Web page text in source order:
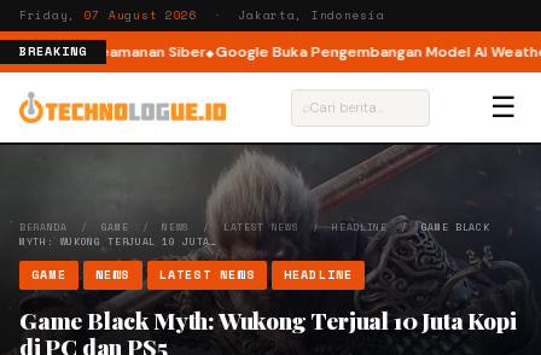
Friday, 07 August 2026 · Jakarta, Indonesia
BREAKING
Insiden Keamanan Siber Google Buka Pengembangan Model AI
⌕ ☰
BERANDA / GAME /NEWS /LATEST NEWS /HEADLINE/GAME BLACK
MYTH: WUKONG TERJUAL 10 JUTA…
GAME NEWS LATEST NEWS HEADLINE
Game Black Myth: Wukong Terjual 10 Juta Kopi
di PC dan PS5